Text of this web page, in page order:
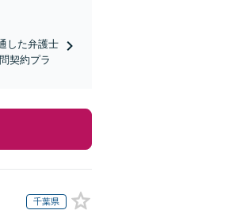
した弁護士
契約プラ
千葉県